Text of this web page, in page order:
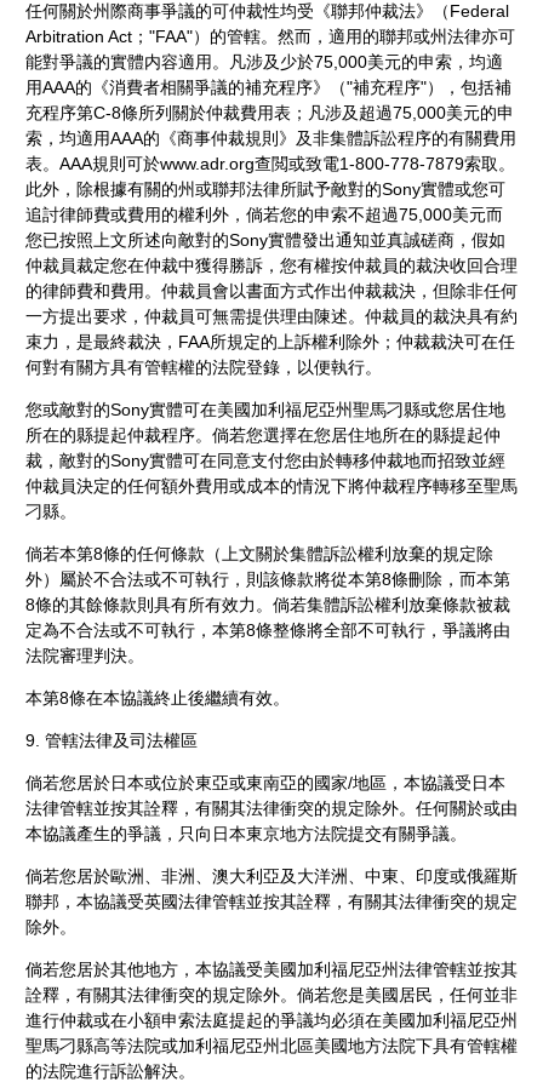
任何關於州際商事爭議的可仲裁性均受《聯邦仲裁法》（Federal
Arbitration Act；"FAA"）的管轄。然而，適用的聯邦或州法律亦可
能對爭議的實體内容適用。凡涉及少於75,000美元的申索，均適
用AAA的《消費者相關爭議的補充程序》（"補充程序"），包括補
充程序第C-8條所列關於仲裁費用表；凡涉及超過75,000美元的申
索，均適用AAA的《商事仲裁規則》及非集體訴訟程序的有關費用
表。AAA規則可於www.adr.org查閲或致電1-800-778-7879索取。
此外，除根據有關的州或聯邦法律所賦予敵對的Sony實體或您可
追討律師費或費用的權利外，倘若您的申索不超過75,000美元而
您已按照上文所述向敵對的Sony實體發出通知並真誠磋商，假如
仲裁員裁定您在仲裁中獲得勝訴，您有權按仲裁員的裁決收回合理
的律師費和費用。仲裁員會以書面方式作出仲裁裁決，但除非任何
一方提出要求，仲裁員可無需提供理由陳述。仲裁員的裁決具有約
束力，是最終裁決，FAA所規定的上訴權利除外；仲裁裁決可在任
何對有關方具有管轄權的法院登錄，以便執行。
您或敵對的Sony實體可在美國加利福尼亞州聖馬刁縣或您居住地
所在的縣提起仲裁程序。倘若您選擇在您居住地所在的縣提起仲
裁，敵對的Sony實體可在同意支付您由於轉移仲裁地而招致並經
仲裁員決定的任何額外費用或成本的情況下將仲裁程序轉移至聖馬
刁縣。
倘若本第8條的任何條款（上文關於集體訴訟權利放棄的規定除
外）屬於不合法或不可執行，則該條款將從本第8條刪除，而本第
8條的其餘條款則具有所有效力。倘若集體訴訟權利放棄條款被裁
定為不合法或不可執行，本第8條整條將全部不可執行，爭議將由
法院審理判決。
本第8條在本協議終止後繼續有效。
9. 管轄法律及司法權區
倘若您居於日本或位於東亞或東南亞的國家/地區，本協議受日本
法律管轄並按其詮釋，有關其法律衝突的規定除外。任何關於或由
本協議產生的爭議，只向日本東京地方法院提交有關爭議。
倘若您居於歐洲、非洲、澳大利亞及大洋洲、中東、印度或俄羅斯
聯邦，本協議受英國法律管轄並按其詮釋，有關其法律衝突的規定
除外。
倘若您居於其他地方，本協議受美國加利福尼亞州法律管轄並按其
詮釋，有關其法律衝突的規定除外。倘若您是美國居民，任何並非
進行仲裁或在小額申索法庭提起的爭議均必須在美國加利福尼亞州
聖馬刁縣高等法院或加利福尼亞州北區美國地方法院下具有管轄權
的法院進行訴訟解決。